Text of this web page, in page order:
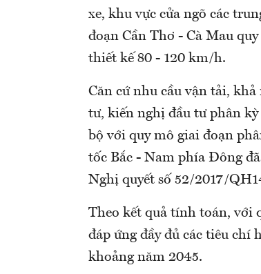
xe, khu vực cửa ngõ các
đoạn Cần Thơ - Cà Mau
thiết kế 80 - 120 km/h.
Căn cứ nhu cầu vận tải,
tư, kiến nghị đầu tư phân
bộ với quy mô giai đoạn
tốc Bắc - Nam phía Đông
Nghị quyết số 52/2017/
Theo kết quả tính toán, với
đáp ứng đầy đủ các tiêu chí
khoảng năm 2045.